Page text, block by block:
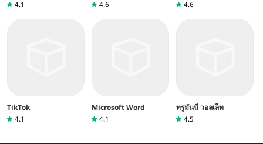
4.1
4.6
4.6
TikTok
4.1
Microsoft Word
4.1
ทรูมันนี่ วอลเล็ท
4.5